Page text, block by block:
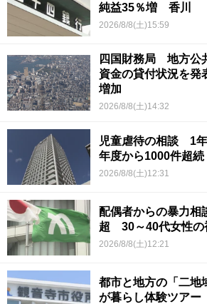
純益35％増 香川
2026/8/8(土)15:59
四国財務局 地方公
資金の貸付状況を
増加
2026/8/8(土)14:32
児童虐待の相談 1
年度から1000件超
2026/8/8(土)12:31
配偶者からの暴力
超 30～40代女性
2026/8/8(土)12:21
都市と地方の「二
が暮らし体験ツアー